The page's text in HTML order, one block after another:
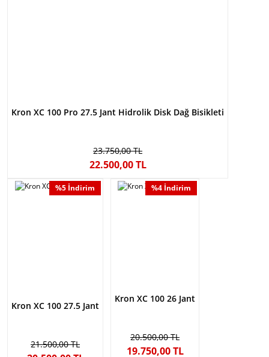
Kron XC 100 Pro 27.5 Jant Hidrolik Disk Dağ Bisikleti
23.750,00 TL
22.500,00 TL
%5 İndirim
Kron XC 100 27.5 Jant
21.500,00 TL
%4 İndirim
Kron XC 100 26 Jant
20.500,00 TL
19.750,00 TL